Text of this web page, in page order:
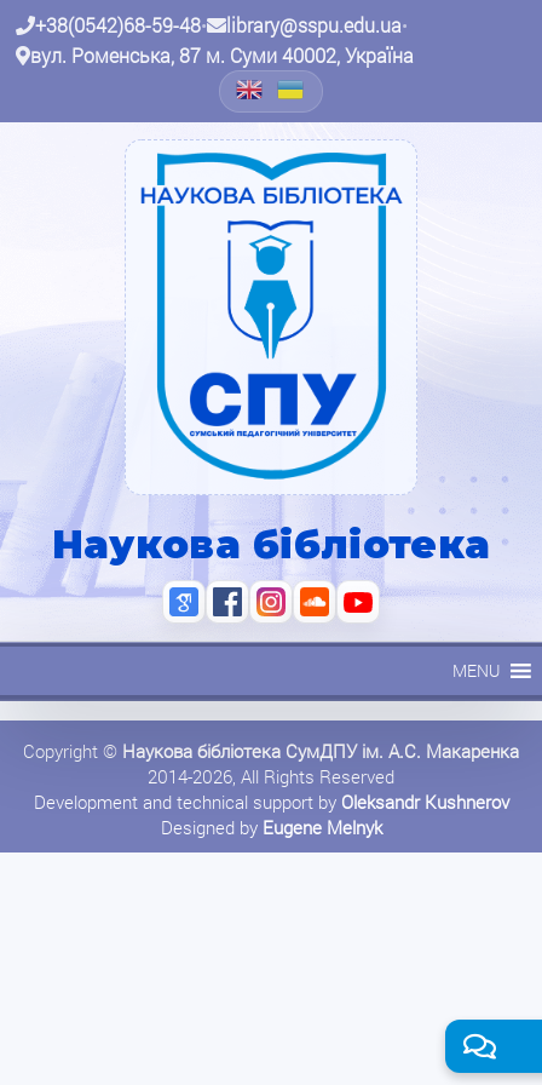
+38(0542)68-59-48• library@sspu.edu.ua•
вул. Роменська, 87 м. Суми 40002, Україна
Наукова бібліотека
MENU
Copyright © Наукова бібліотека СумДПУ ім. А.С. Макаренка
2014-2026, All Rights Reserved
Development and technical support by Oleksandr Kushnerov
Designed by Eugene Melnyk